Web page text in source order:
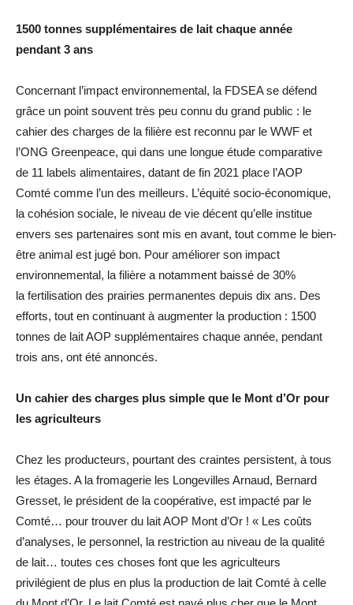
1500 tonnes supplémentaires de lait chaque année
pendant 3 ans
Concernant l’impact environnemental, la FDSEA se défend
grâce un point souvent très peu connu du grand public : le
cahier des charges de la filière est reconnu par le WWF et
l’ONG Greenpeace, qui dans une longue étude comparative
de 11 labels alimentaires, datant de fin 2021 place l’AOP
Comté comme l’un des meilleurs. L’équité socio-économique,
la cohésion sociale, le niveau de vie décent qu’elle institue
envers ses partenaires sont mis en avant, tout comme le bien-
être animal est jugé bon. Pour améliorer son impact
environnemental, la filière a notamment baissé de 30%
la fertilisation des prairies permanentes depuis dix ans. Des
efforts, tout en continuant à augmenter la production : 1500
tonnes de lait AOP supplémentaires chaque année, pendant
trois ans, ont été annoncés.
Un cahier des charges plus simple que le Mont d’Or pour
les agriculteurs
Chez les producteurs, pourtant des craintes persistent, à tous
les étages. A la fromagerie les Longevilles Arnaud, Bernard
Gresset, le président de la coopérative, est impacté par le
Comté… pour trouver du lait AOP Mont d’Or ! « Les coûts
d’analyses, le personnel, la restriction au niveau de la qualité
de lait… toutes ces choses font que les agriculteurs
privilégient de plus en plus la production de lait Comté à celle